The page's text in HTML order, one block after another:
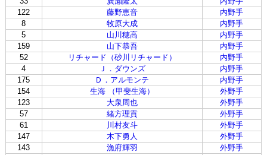
122
藤野恵音
内野手
8
牧原大成
内野手
5
山川穂高
内野手
159
山下恭吾
内野手
52
リチャード（砂川リチャード）
内野手
4
Ｊ．ダウンズ
内野手
175
Ｄ．アルモンテ
内野手
154
生海 （甲斐生海）
外野手
123
大泉周也
外野手
57
緒方理貢
外野手
61
川村友斗
外野手
147
木下勇人
外野手
143
漁府輝羽
外野手